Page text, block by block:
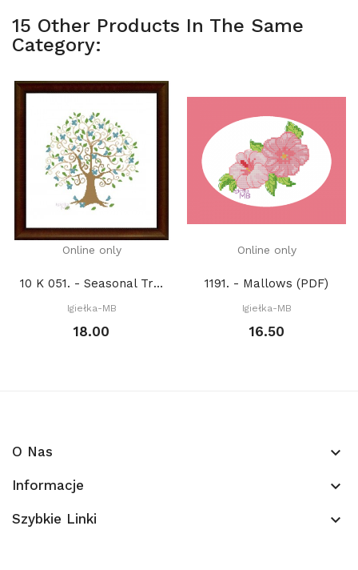
15 Other Products In The Same
Category:
Online only
10 K 051. - Seasonal Trees: Summer (PDF)
Igiełka-MB
18.00
Online only
1191. - Mallows (PDF)
Igiełka-MB
16.50
O Nas keyboard_arrow_down
Informacje keyboard_arrow_down
Szybkie Linki keyboard_arrow_down